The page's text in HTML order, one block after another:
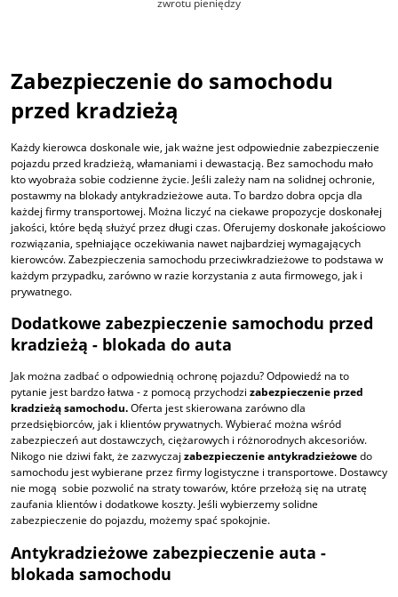
zwrotu pieniędzy
Zabezpieczenie do samochodu
przed kradzieżą
Każdy kierowca doskonale wie, jak ważne jest odpowiednie zabezpieczenie
pojazdu przed kradzieżą, włamaniami i dewastacją. Bez samochodu mało
kto wyobraża sobie codzienne życie. Jeśli zależy nam na solidnej ochronie,
postawmy na blokady antykradzieżowe auta. To bardzo dobra opcja dla
każdej firmy transportowej. Można liczyć na ciekawe propozycje doskonałej
jakości, które będą służyć przez długi czas. Oferujemy doskonałe jakościowo
rozwiązania, spełniające oczekiwania nawet najbardziej wymagających
kierowców. Zabezpieczenia samochodu przeciwkradzieżowe to podstawa w
każdym przypadku, zarówno w razie korzystania z auta firmowego, jak i
prywatnego.
Dodatkowe zabezpieczenie samochodu przed
kradzieżą - blokada do auta
Jak można zadbać o odpowiednią ochronę pojazdu? Odpowiedź na to
pytanie jest bardzo łatwa - z pomocą przychodzi zabezpieczenie przed
kradzieżą samochodu.Oferta jest skierowana zarówno dla
przedsiębiorców, jak i klientów prywatnych. Wybierać można wśród
zabezpieczeń aut dostawczych, ciężarowych i różnorodnych akcesoriów.
Nikogo nie dziwi fakt, że zazwyczaj zabezpieczenie antykradzieżowedo
samochodu jest wybierane przez firmy logistyczne i transportowe. Dostawcy
nie mogą sobie pozwolić na straty towarów, które przełożą się na utratę
zaufania klientów i dodatkowe koszty. Jeśli wybierzemy solidne
zabezpieczenie do pojazdu, możemy spać spokojnie.
Antykradzieżowe zabezpieczenie auta -
blokada samochodu